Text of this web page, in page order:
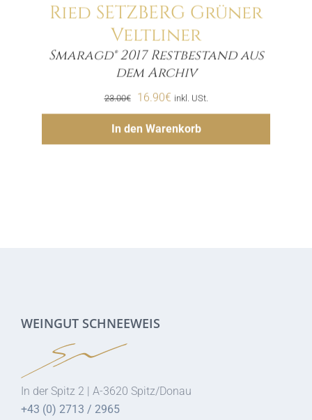
Ried SETZBERG Grüner
Veltliner
Smaragd® 2017 Restbestand aus
dem Archiv
23.00€
Ursprünglicher
Preis
war:
16.90€Aktueller
Preis
ist:
inkl. USt.
In den Warenkorb
Menge
Hinzufügen
WEINGUT SCHNEEWEIS
In der Spitz 2 | A-3620 Spitz/Donau
+43 (0) 2713 / 2965